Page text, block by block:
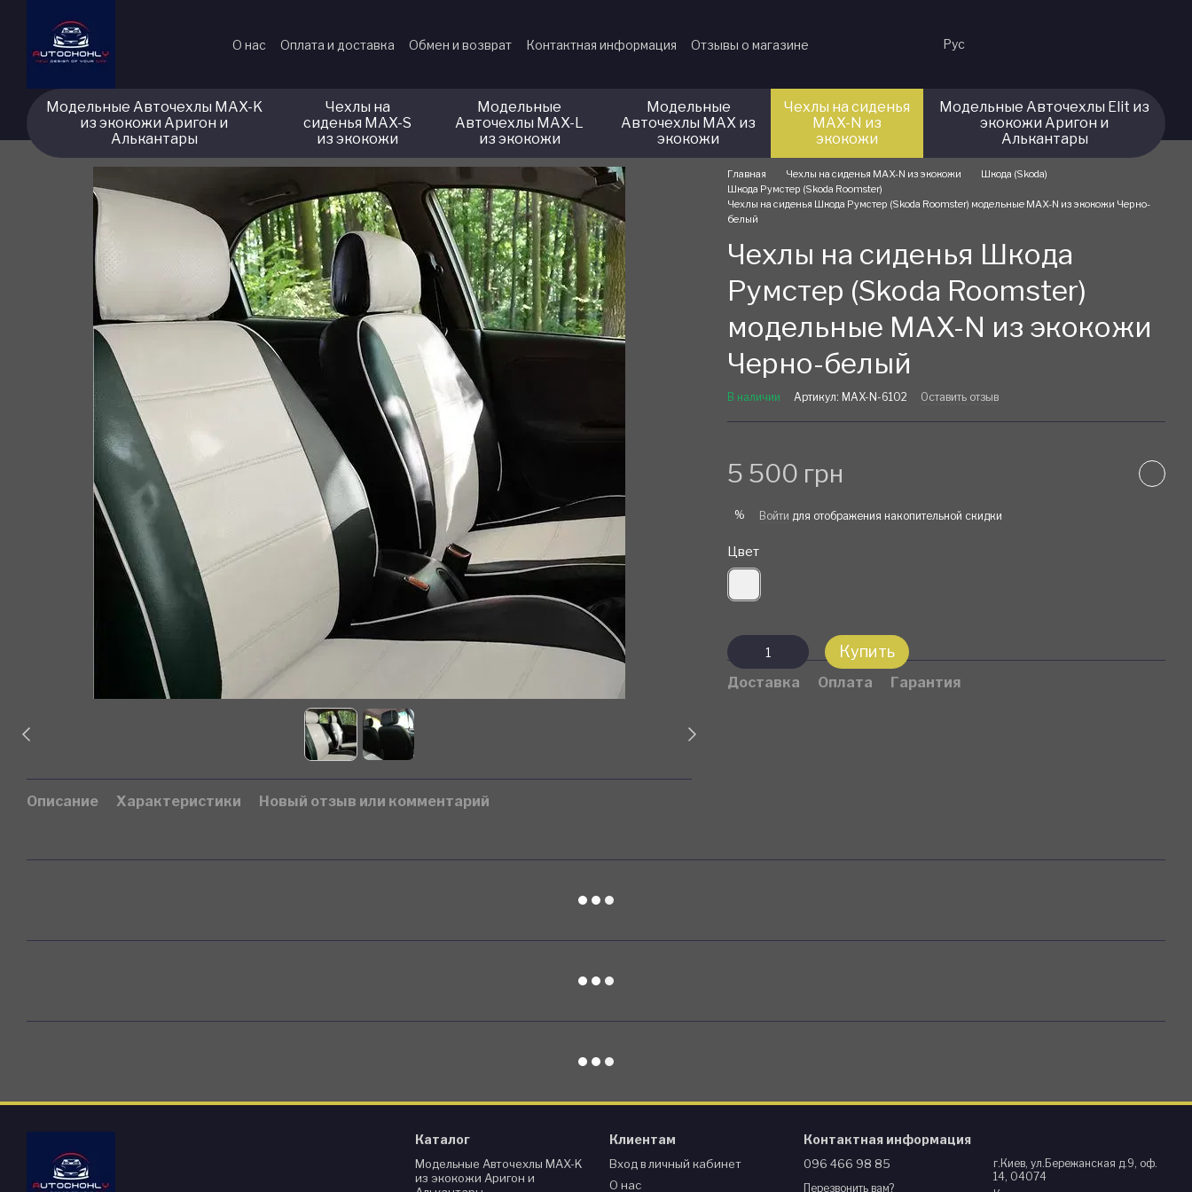
О нас Оплата и доставка Обмен и возврат Контактная информация Отзывы о магазине Рус
Модельные Авточехлы MAX-K
из экокожи Аригон и
Алькантары
Чехлы на
сиденья MAX-S
из экокожи
Модельные
Авточехлы MAX-L
из экокожи
Модельные
Авточехлы MAX из
экокожи
Чехлы на сиденья
MAX-N из
экокожи
Модельные Авточехлы Elit из
экокожи Аригон и
Алькантары
Описание Характеристики Новый отзыв или комментарий
Главная Чехлы на сиденья MAX-N из экокожи
Шкода (Skoda)
Шкода Румстер (Skoda Roomster)
Чехлы на сиденья Шкода Румстер (Skoda Roomster) модельные MAX-N из экокожи Черно-
белый
Чехлы на сиденья Шкода
Румстер (Skoda Roomster)
модельные MAX-N из экокожи
Черно-белый
В наличии Артикул: MAX-N-6102 Оставить отзыв
5 500 грн
% Войти для отображения накопительной скидки
Цвет
Купить
Доставка Оплата Гарантия
Каталог
Модельные Авточехлы MAX-K
из экокожи Аригон и
Клиентам
Вход в личный кабинет
О нас
Контактная информация
096 466 98 85
Перезвонить вам?
г.Киев, ул.Бережанская д.9, оф.
14, 04074